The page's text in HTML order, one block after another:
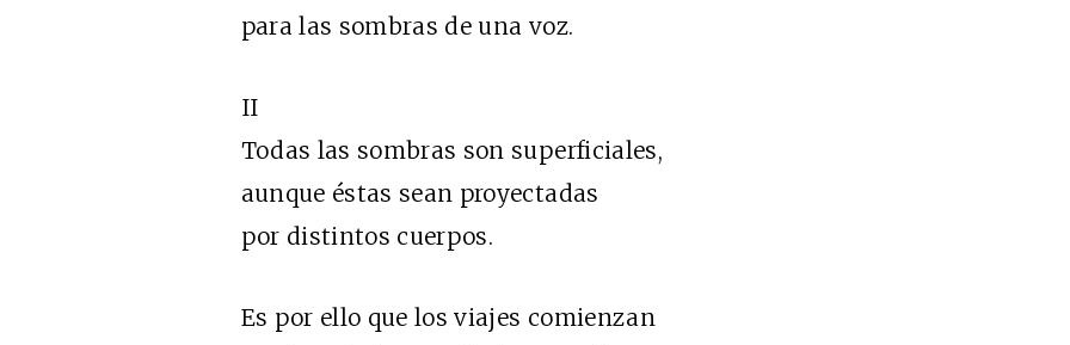
para las sombras de una voz.
II
Todas las sombras son superficiales,
aunque éstas sean proyectadas
por distintos cuerpos.
Es por ello que los viajes comienzan